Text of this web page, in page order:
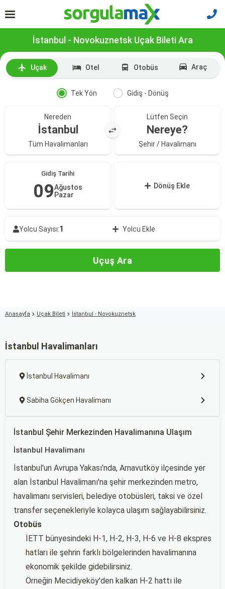
İstanbul - Novokuznetsk Uçak Bileti Ara
Uçak Otel Otobüs Araç
Tek Yön Gidiş - Dönüş
Nereden
İstanbul
Tüm Havalimanları
Lütfen Seçin
Nereye?
Şehir / Havalimanı
Gidiş Tarihi
09Ağustos
Pazar
Dönüş Ekle
Yolcu Sayısı:1 Yolcu Ekle
Uçuş Ara
Anasayfa Uçak Bileti İstanbul - Novokuznetsk
İstanbul Havalimanları
İstanbul Havalimanı
Sabiha Gökçen Havalimanı
İstanbul Şehir Merkezinden Havalimanına Ulaşım
İstanbul Havalimanı
İstanbul'un Avrupa Yakası'nda, Arnavutköy ilçesinde yer
alan İstanbul Havalimanı'na şehir merkezinden metro,
havalimanı servisleri, belediye otobüsleri, taksi ve özel
transfer seçenekleriyle kolayca ulaşım sağlayabilirsiniz.
Otobüs
İETT bünyesindeki H-1, H-2, H-3, H-6 ve H-8 ekspres
hatları ile şehrin farklı bölgelerinden havalimanına
ekonomik şekilde gidebilirsiniz.
Örneğin Mecidiyeköy'den kalkan H-2 hattı ile